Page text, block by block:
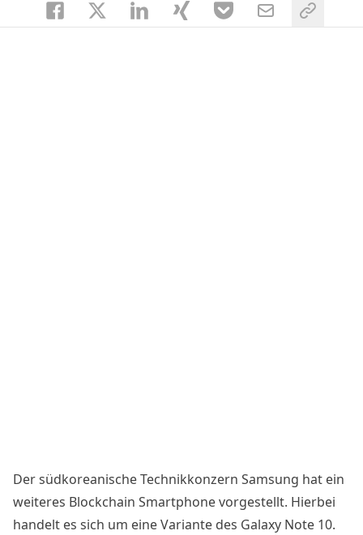
Der südkoreanische Technikkonzern Samsung hat ein
weiteres Blockchain Smartphone vorgestellt. Hierbei
handelt es sich um eine Variante des Galaxy Note 10.